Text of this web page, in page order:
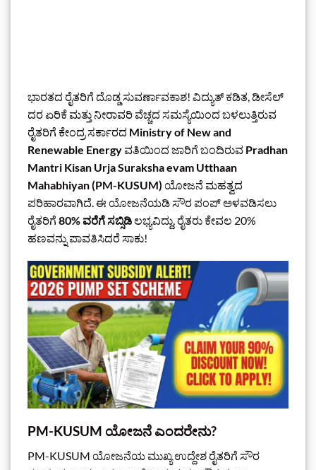
ಭಾರತದ ರೈತರಿಗೆ ದೊಡ್ಡ ಸುವರ್ಣಾವಕಾಶ! ವಿದ್ಯುತ್ ಕಡಿತ, ಡೀಸೆಲ್
ದರ ಏರಿಕೆ ಮತ್ತು ನೀರಾವರಿ ವೆಚ್ಚದ ಸಮಸ್ಯೆಯಿಂದ ಬಳಲುತ್ತಿರುವ
ರೈತರಿಗೆ ಕೇಂದ್ರ ಸರ್ಕಾರದ Ministry of New and
Renewable Energyವತಿಯಿಂದ ಜಾರಿಗೆ ಬಂದಿರುವ Pradhan
Mantri Kisan Urja Suraksha evam Utthaan
Mahabhiyan (PM-KUSUM) ಯೋಜನೆ ಮಹತ್ವದ
ಪರಿಹಾರವಾಗಿದೆ. ಈ ಯೋಜನೆಯಡಿ ಸೌರ ಪಂಪ್ ಅಳವಡಿಸಲು
ರೈತರಿಗೆ 80% ವರೆಗೆ ಸಬ್ಸಿಡಿಲಭ್ಯವಿದ್ದು, ರೈತರು ಕೇವಲ 20%
ಹಣವನ್ನು ಪಾವತಿಸಿದರೆ ಸಾಕು!
PM-KUSUM ಯೋಜನೆ ಎಂದರೇನು?
PM-KUSUM ಯೋಜನೆಯ ಮುಖ್ಯ ಉದ್ದೇಶ ರೈತರಿಗೆ ಸೌರ